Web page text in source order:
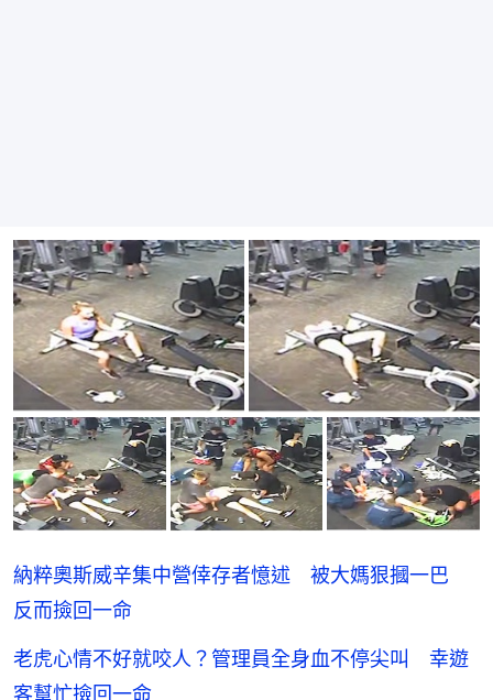
納粹奧斯威辛集中營倖存者憶述 被大媽狠摑一巴
反而撿回一命
老虎心情不好就咬人？管理員全身血不停尖叫 幸遊
客幫忙撿回一命